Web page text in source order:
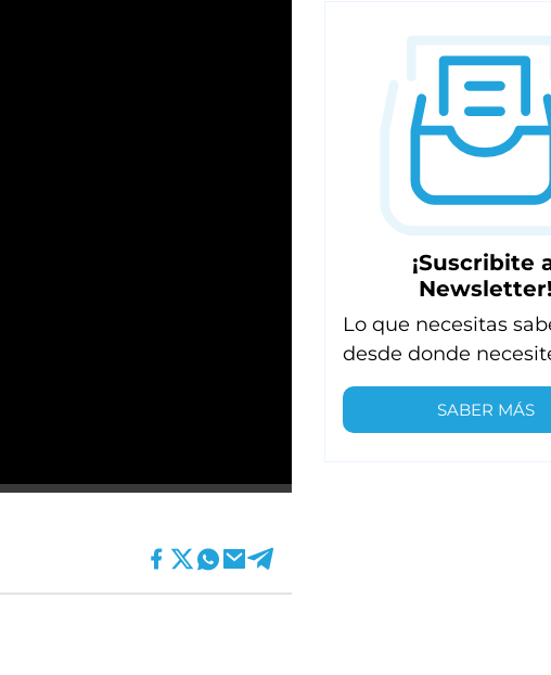
¡Suscribite
Newsletter!
Lo que necesitas
desde donde
SABER MÁS